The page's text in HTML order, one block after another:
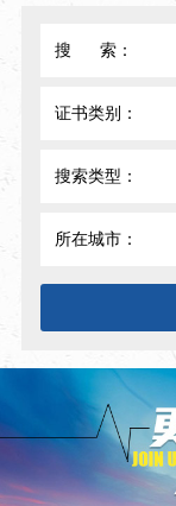
搜 索：
证书类别：
搜索类型：
所在城市：